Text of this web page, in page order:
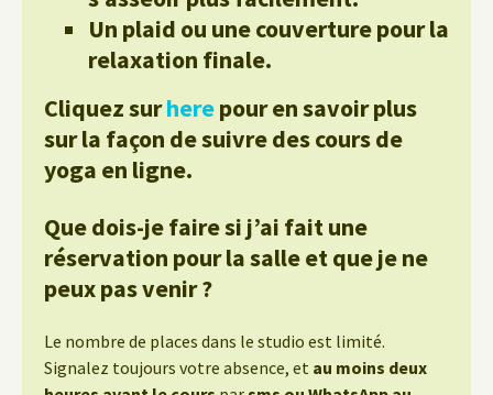
Un plaid ou une couverture pour la
relaxation finale.
Cliquez surherepour en savoir plus
sur la façon de suivre des cours de
yoga en ligne.
Que dois-je faire si j’ai fait une
réservation pour la salle et que je ne
peux pas venir ?
Le nombre de places dans le studio est limité.
Signalez toujours votre absence, et au moins deux